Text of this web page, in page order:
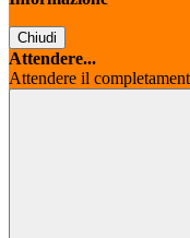
Chiudi
Attendere...
Attendere il